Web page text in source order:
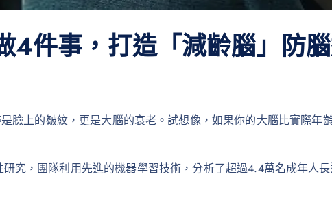
4件事，打造「減齡腦」防
臉上的皺紋，更是大腦的衰老。試想像，如果你的大腦比實際年
究，團隊利用先進的機器學習技術，分析了超過4.4萬名成年人